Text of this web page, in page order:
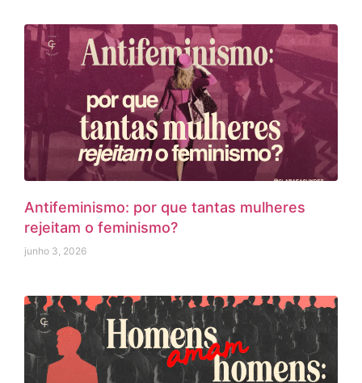
Antifeminismo: por que tantas mulheres
rejeitam o feminismo?
junho 3, 2026